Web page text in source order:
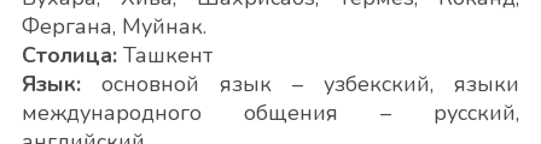
Фергана, Муйнак.
Столица:Ташкент
Язык: основной язык – узбекский, языки
международного общения – русский,